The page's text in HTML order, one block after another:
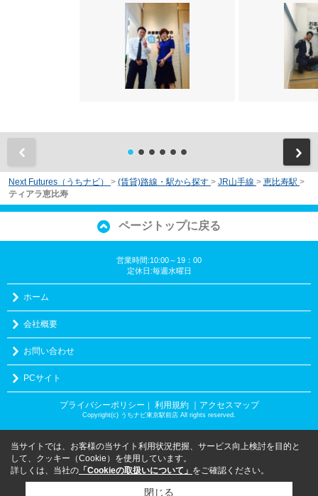
Next Futures（うちナビ） > (賃貸)路線・駅から探す > JR山手線 > 恵比寿駅 >
ティアラ恵比寿
ページトップに戻る
営業時間:10:00～19：00
定休日:毎週水曜日
ホーム
会社概要
お問い合わせ
PCサイト
プライバシーポリシー 利用規約 ｜アクセスマップ
Copyright(c) うちナビ東京駅前店 All rights reserved.
当サイトでは、お客様の当サイト利用状況把握、サービス向上検討を目的と
して、クッキー（Cookie）を使用しています。
詳しくは、当社の 「Cookieの取扱いについて」 をご確認ください。
閉じる